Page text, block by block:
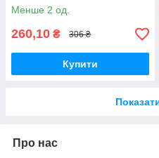
Менше 2 од.
260,10 ₴ 306 ₴
Купити
Про нас